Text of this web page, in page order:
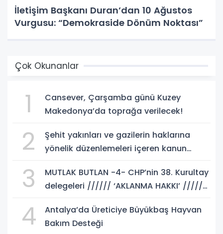
İletişim Başkanı Duran’dan 10 Ağustos
Vurgusu: “Demokraside Dönüm Noktası”
Çok Okunanlar
1
Cansever, Çarşamba günü Kuzey
Makedonya’da toprağa verilecek!
2
Şehit yakınları ve gazilerin haklarına
yönelik düzenlemeleri içeren kanun
3
MUTLAK BUTLAN -4- CHP’nin 38. Kurultay
delegeleri ////// ‘AKLANMA HAKKI’ //////
4
Antalya’da Üreticiye Büyükbaş Hayvan
Bakım Desteği